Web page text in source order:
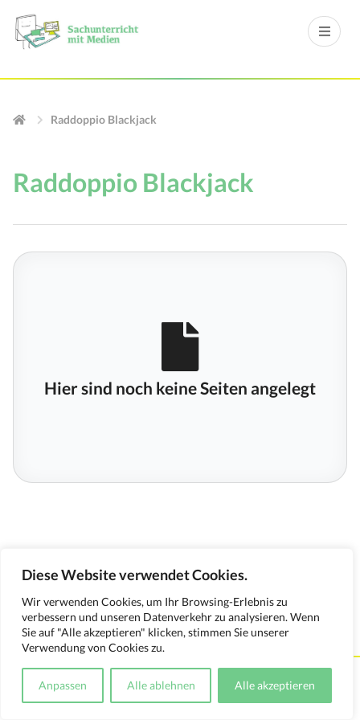
Diese Website verwendet Cookies.
Wir verwenden Cookies, um Ihr Browsing-Erlebnis zu
verbessern und unseren Datenverkehr zu analysieren. Wenn
Sie auf "Alle akzeptieren" klicken, stimmen Sie unserer
Verwendung von Cookies zu.
Anpassen Alle ablehnen Alle akzeptieren
Raddoppio Blackjack
Raddoppio Blackjack
Hier sind noch keine Seiten angelegt
Kontakt Impressum Datenschutzerklärung
Medienverwendungsnachweis